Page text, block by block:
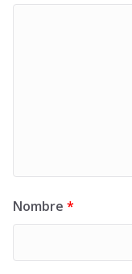
Nombre *